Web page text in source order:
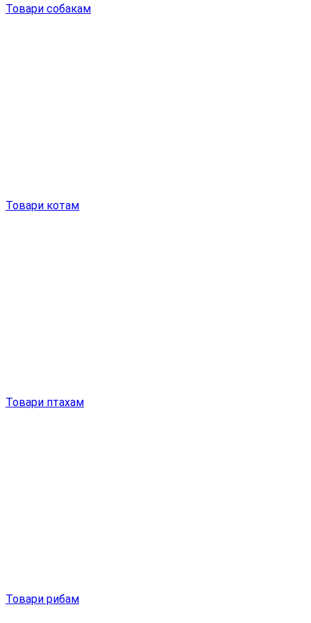
Товари собакам
Товари котам
Товари птахам
Товари рибам